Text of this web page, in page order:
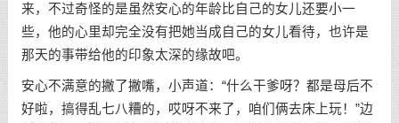
来，不过奇怪的是虽然安心的年龄比自己的女儿还要小一
些，他的心里却完全没有把她当成自己的女儿看待，也许是
那天的事带给他的印象太深的缘故吧。
安心不满意的撇了撇嘴，小声道：“什么干爹呀？都是母后不
好啦，搞得乱七八糟的，哎呀不来了，咱们俩去床上玩！”边